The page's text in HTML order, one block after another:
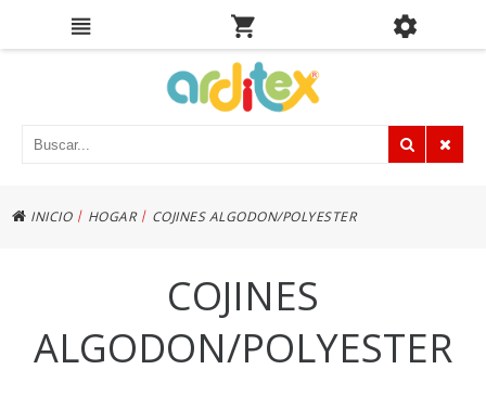
INICIO | HOGAR | COJINES ALGODON/POLYESTER
COJINES
ALGODON/POLYESTER